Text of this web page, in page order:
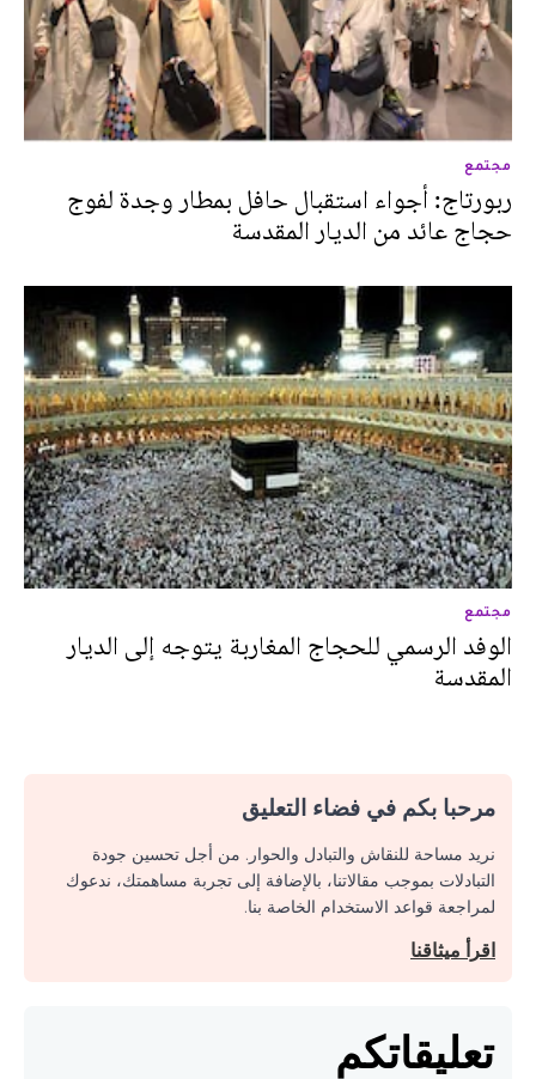
مجتمع
ربورتاج: أجواء استقبال حافل بمطار وجدة لفوج
حجاج عائد من الديار المقدسة
مجتمع
الوفد الرسمي للحجاج المغاربة يتوجه إلى الديار
المقدسة
مرحبا بكم في فضاء التعليق
نريد مساحة للنقاش والتبادل والحوار. من أجل تحسين جودة
التبادلات بموجب مقالاتنا، بالإضافة إلى تجربة مساهمتك، ندعوك
لمراجعة قواعد الاستخدام الخاصة بنا.
اقرأ ميثاقنا
تعليقاتكم